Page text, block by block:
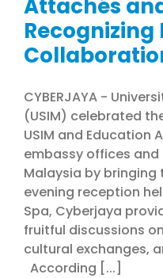
Attachés
CYBERJAYA -
(USIM) celebrated
USIM and Education
embassy offices and
Malaysia by
evening reception
Spa, Cyberjaya
fruitful discussions
cultural exchanges,
According [...]